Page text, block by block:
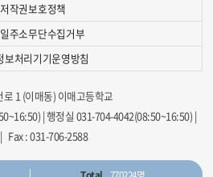
저작권보호정책
주소무단수집거부
보처리기기운영방침
1 (이매동) 이매고등학교
| 행정실 031-704-4042(08:50~16:50) |
Fax : 031-706-2588